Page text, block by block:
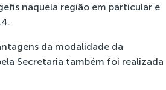
naquela região em particular e
da modalidade da
Secretaria também foi realizada